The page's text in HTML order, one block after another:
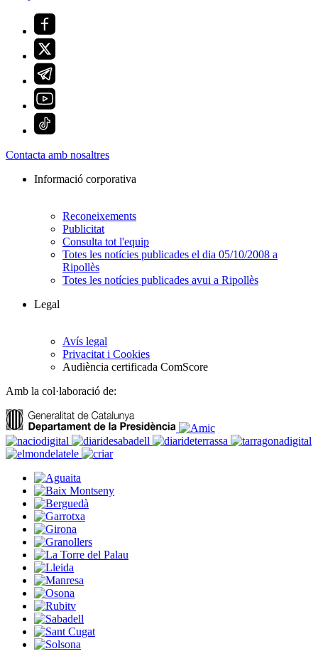
Contacta amb nosaltres
Informació corporativa
Reconeixements
Publicitat
Consulta tot l'equip
Totes les notícies publicades el dia 05/10/2008 a
Ripollès
Totes les notícies publicades avui a Ripollès
Legal
Avís legal
Privacitat i Cookies
Audiència certificada ComScore
Amb la col·laboració de: